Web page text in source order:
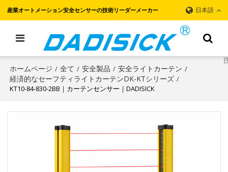
産業オートメーション安全センサーの技術リーダーメーカー 日本語
ホームページ / 全て / 安全製品 / 安全ライトカーテン /
経済的なセーフティライトカーテンDK-KTシリーズ /
KT10-84-830-2BB｜カーテンセンサー｜DADISICK